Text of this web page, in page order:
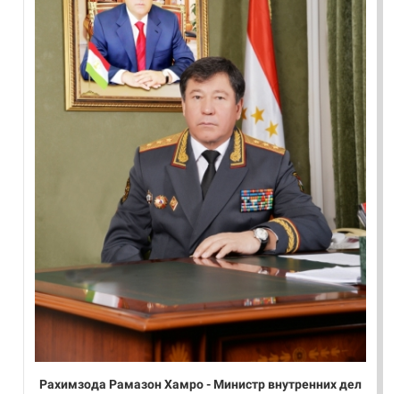
Рахимзода Рамазон Хамро - Министр внутренних дел